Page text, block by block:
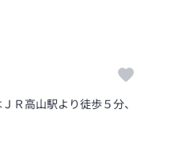
Ｒ高山駅より徒歩５分、